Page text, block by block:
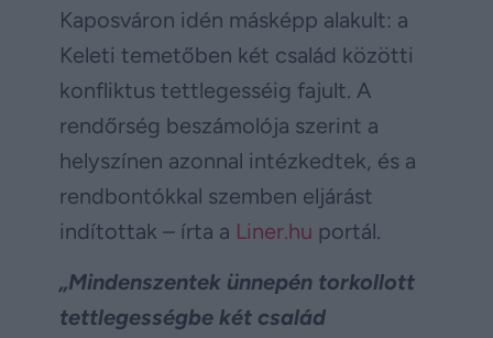
Kaposváron idén másképp alakult: a
Keleti temetőben két család közötti
konfliktus tettlegesséig fajult. A
rendőrség beszámolója szerint a
helyszínen azonnal intézkedtek, és a
rendbontókkal szemben eljárást
indítottak – írta a Liner.hu portál.
„Mindenszentek ünnepén torkollott
tettlegességbe két család